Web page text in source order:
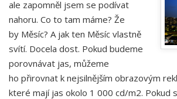
ale zapomněl jsem se podívat
nahoru. Co to tam máme? Že
by Měsíc? A jak ten Měsíc vlastně
svítí. Docela dost. Pokud budeme
porovnávat jas, můžeme
ho přirovnat k nejsilnějším obrazovým
které mají jas okolo 1 000 cd/m2. Pokud